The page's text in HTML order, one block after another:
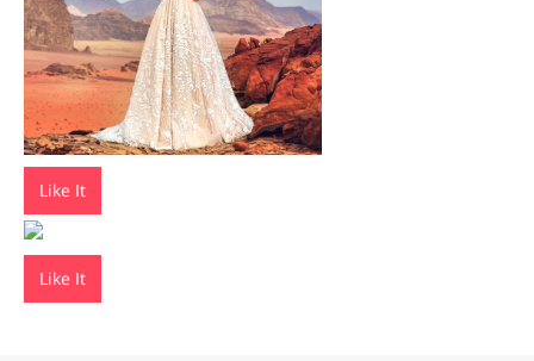
Like It
Like It